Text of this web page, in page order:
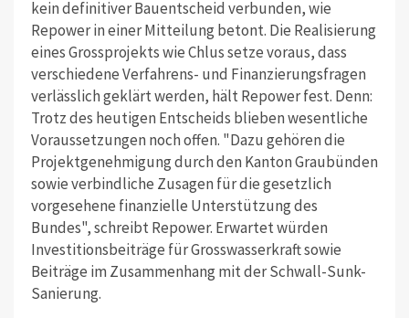
kein definitiver Bauentscheid verbunden, wie
Repower in einer Mitteilung betont. Die Realisierung
eines Grossprojekts wie Chlus setze voraus, dass
verschiedene Verfahrens- und Finanzierungsfragen
verlässlich geklärt werden, hält Repower fest. Denn:
Trotz des heutigen Entscheids blieben wesentliche
Voraussetzungen noch offen. "Dazu gehören die
Projektgenehmigung durch den Kanton Graubünden
sowie verbindliche Zusagen für die gesetzlich
vorgesehene finanzielle Unterstützung des
Bundes", schreibt Repower. Erwartet würden
Investitionsbeiträge für Grosswasserkraft sowie
Beiträge im Zusammenhang mit der Schwall-Sunk-
Sanierung.